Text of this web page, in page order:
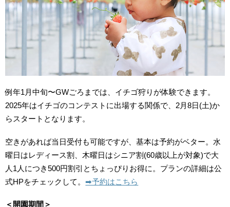
例年1月中旬〜GWごろまでは、イチゴ狩りが体験できます。
2025年はイチゴのコンテストに出場する関係で、2月8日(土)か
らスタートとなります。
空きがあれば当日受付も可能ですが、基本は予約がベター。水
曜日はレディース割、木曜日はシニア割(60歳以上が対象)で大
人1人につき500円割引とちょっぴりお得に。プランの詳細は公
式HPをチェックして。➡︎予約はこちら
＜開園期間＞